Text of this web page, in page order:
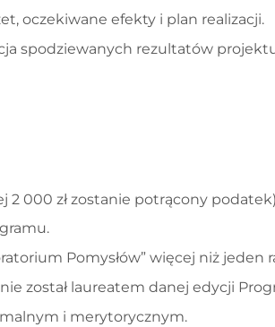
oczekiwane efekty i plan realizacji.
spodziewanych rezultatów
2 000 zł zostanie potrącony
Pomysłów” więcej niż jeden
został laureatem danej edycji
i merytorycznym.